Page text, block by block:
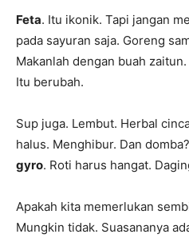
Feta. Itu ikonik. Tapi jangan
pada sayuran saja. Goreng
Makanlah dengan buah
Itu berubah.
Sup juga. Lembut. Herbal
halus. Menghibur. Dan
gyro. Roti harus hangat.
Apakah kita memerlukan
Mungkin tidak. Suasananya